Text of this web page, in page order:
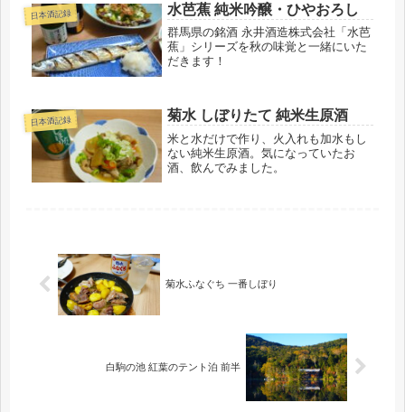
日本酒記録 水芭蕉 純米吟醸・ひやおろし
群馬県の銘酒 永井酒造株式会社「水芭
蕉」シリーズを秋の味覚と一緒にいた
だきます！
日本酒記録 菊水 しぼりたて 純米生原酒
米と水だけで作り、火入れも加水もし
ない純米生原酒。気になっていたお
酒、飲んでみました。
菊水ふなぐち 一番しぼり
白駒の池 紅葉のテント泊 前半